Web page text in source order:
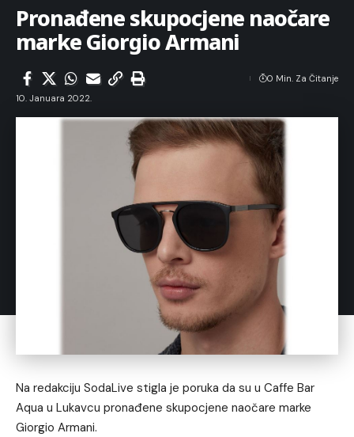
Pronađene skupocjene naočare
marke Giorgio Armani
10. Januara 2022.
0 Min. Za Čitanje
Na redakciju SodaLive stigla je poruka da su u Caffe Bar
Aqua u Lukavcu pronađene skupocjene naočare marke
Giorgio Armani.